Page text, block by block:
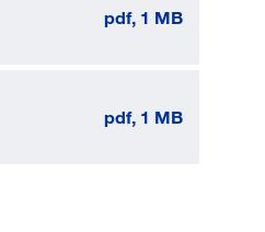
pdf, 1 MB
pdf, 1 MB